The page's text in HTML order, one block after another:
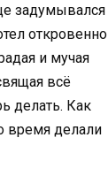
задумывался
откровенно
и мучая
всё
делать. Как
время делали